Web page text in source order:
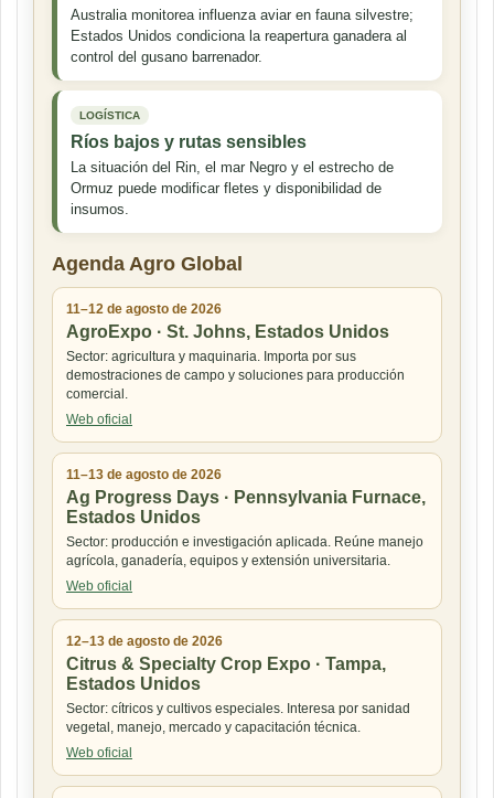
Australia monitorea influenza aviar en fauna silvestre;
Estados Unidos condiciona la reapertura ganadera al
control del gusano barrenador.
LOGÍSTICA
Ríos bajos y rutas sensibles
La situación del Rin, el mar Negro y el estrecho de
Ormuz puede modificar fletes y disponibilidad de
insumos.
Agenda Agro Global
11–12 de agosto de 2026
AgroExpo · St. Johns, Estados Unidos
Sector: agricultura y maquinaria. Importa por sus
demostraciones de campo y soluciones para producción
comercial.
Web oficial
11–13 de agosto de 2026
Ag Progress Days · Pennsylvania Furnace,
Estados Unidos
Sector: producción e investigación aplicada. Reúne manejo
agrícola, ganadería, equipos y extensión universitaria.
Web oficial
12–13 de agosto de 2026
Citrus & Specialty Crop Expo · Tampa,
Estados Unidos
Sector: cítricos y cultivos especiales. Interesa por sanidad
vegetal, manejo, mercado y capacitación técnica.
Web oficial